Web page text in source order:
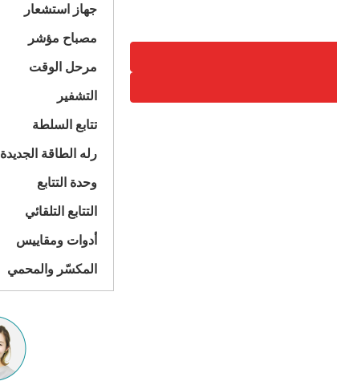
جهاز استشعار
مصباح مؤشر
مرحل الوقت
التشفير
تتابع السلطة
رله الطاقة الجديدة
وحدة التتابع
التتابع التلقائي
أدوات ومقاييس
المكسّر والمحمي